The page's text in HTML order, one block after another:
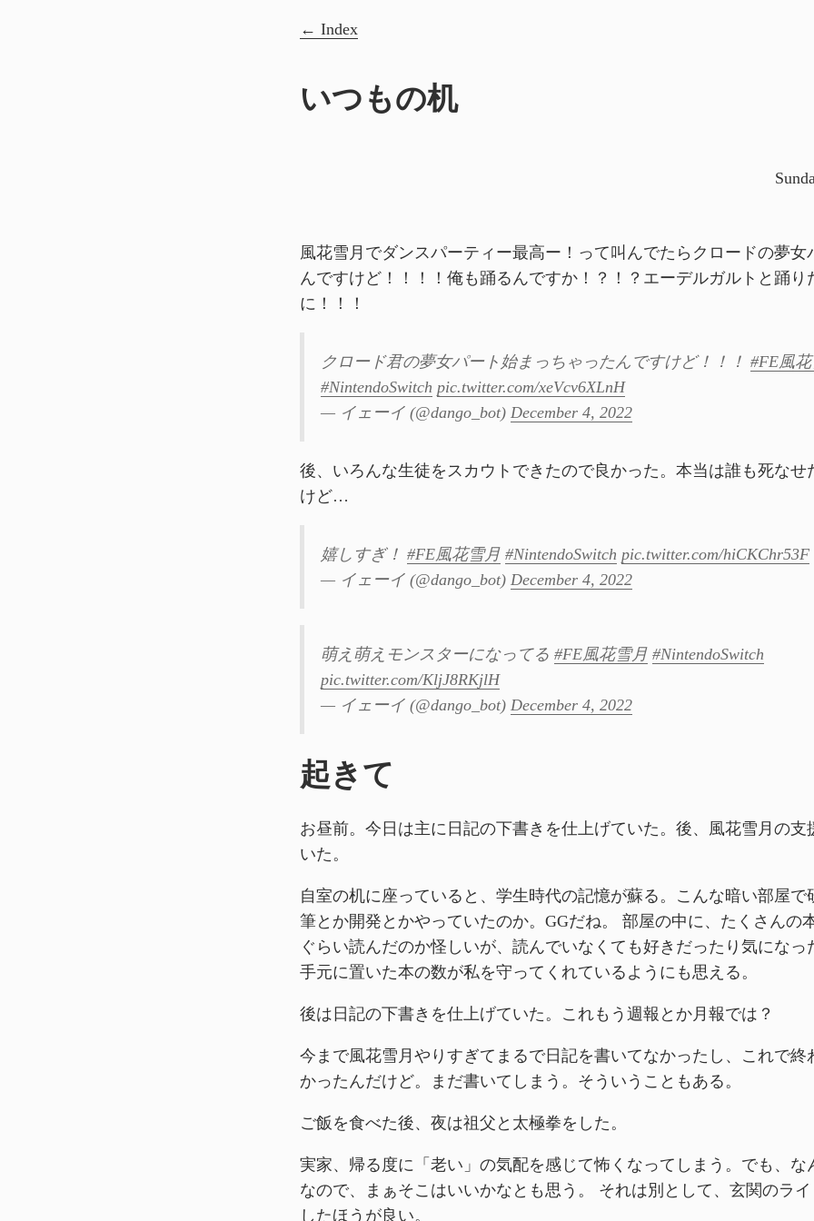
Index
いつもの机
風花雪月でダンスパーティー最高ー！って叫んでたらクロードの夢女
んですけど！！！！俺も踊るんですか！？！？エーデルガルトと踊り
に！！！
クロード君の夢女パート始まっちゃったんですけど！！！ #FE風
#NintendoSwitch pic.twitter.com/xeVcv6XLnH
— イェーイ (@dango_bot) December 4, 2022
後、いろんな生徒をスカウトできたので良かった。本当は誰も死なせ
けど…
嬉しすぎ！ #FE風花雪月 #NintendoSwitch pic.twitter.com/hiCKChr53F
— イェーイ (@dango_bot) December 4, 2022
萌え萌えモンスターになってる #FE風花雪月 #NintendoSwitch
pic.twitter.com/KljJ8RKjlH
— イェーイ (@dango_bot) December 4, 2022
起きて
お昼前。今日は主に日記の下書きを仕上げていた。後、風花雪月の支
いた。
自室の机に座っていると、学生時代の記憶が蘇る。こんな暗い部屋で
筆とか開発とかやっていたのか。GGだね。 部屋の中に、たくさんの
ぐらい読んだのか怪しいが、読んでいなくても好きだったり気になっ
手元に置いた本の数が私を守ってくれているようにも思える。
後は日記の下書きを仕上げていた。これもう週報とか月報では？
今まで風花雪月やりすぎてまるで日記を書いてなかったし、これで終
かったんだけど。まだ書いてしまう。そういうこともある。
ご飯を食べた後、夜は祖父と太極拳をした。
実家、帰る度に「老い」の気配を感じて怖くなってしまう。でも、な
なので、まぁそこはいいかなとも思う。 それは別として、玄関のラ
したほうが良い。